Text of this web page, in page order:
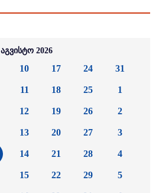
აგვისტო 2026
10
11
12
13
14
15
17
18
19
20
21
22
24
25
26
27
28
29
31
1
2
3
4
5